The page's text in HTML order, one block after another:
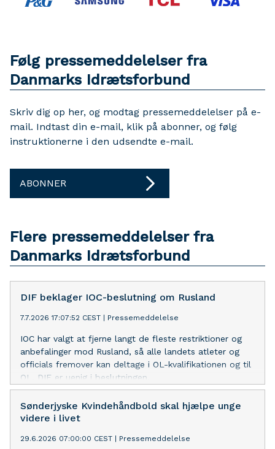
Følg pressemeddelelser fra
Danmarks Idrætsforbund
Skriv dig op her, og modtag pressemeddelelser på e-
mail. Indtast din e-mail, klik på abonner, og følg
instruktionerne i den udsendte e-mail.
ABONNER
Flere pressemeddelelser fra
Danmarks Idrætsforbund
DIF beklager IOC-beslutning om Rusland
7.7.2026 17:07:52 CEST Pressemeddelelse
IOC har valgt at fjerne langt de fleste restriktioner og
anbefalinger mod Rusland, så alle landets atleter og
officials fremover kan deltage i OL-kvalifikationen og til
OL. DIF er uenig i beslutningen.
Sønderjyske Kvindehåndbold skal hjælpe unge
videre i livet
29.6.2026 07:00:00 CEST Pressemeddelelse